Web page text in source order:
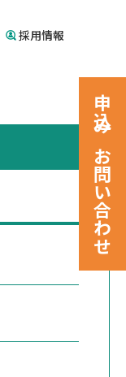
採用情報
申込みお問い合わせ